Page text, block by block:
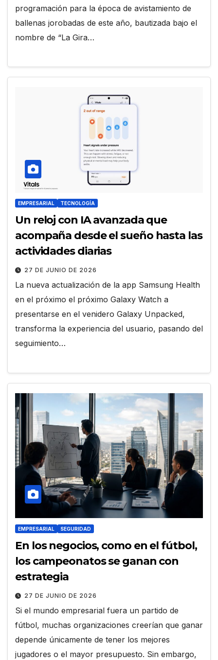
programación para la época de avistamiento de
ballenas jorobadas de este año, bautizada bajo el
nombre de “La Gira…
EMPRESARIAL TECNOLOGÍA
Un reloj con IA avanzada que
acompaña desde el sueño hasta las
actividades diarias
27 DE JUNIO DE 2026
La nueva actualización de la app Samsung Health
en el próximo el próximo Galaxy Watch a
presentarse en el venidero Galaxy Unpacked,
transforma la experiencia del usuario, pasando del
seguimiento…
EMPRESARIAL SEGURIDAD
En los negocios, como en el fútbol,
los campeonatos se ganan con
estrategia
27 DE JUNIO DE 2026
Si el mundo empresarial fuera un partido de
fútbol, muchas organizaciones creerían que ganar
depende únicamente de tener los mejores
jugadores o el mayor presupuesto. Sin embargo,